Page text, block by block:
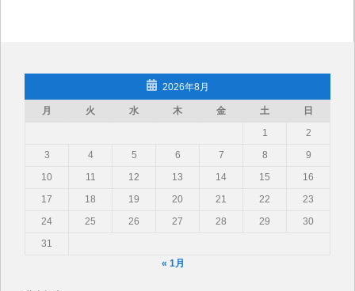
2026年8月
月 火 水 木 金 土
日
1
2
3
4 5 6 7 8
9
10
11 12 13 14 15
16
17
18 19 20 21 22
23
24
25 26 27 28 29
30
31
« 1月